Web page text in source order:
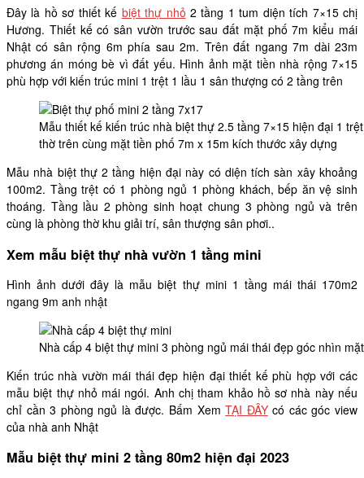
Đây là hồ sơ thiết kế biệt thự nhỏ 2 tầng 1 tum diện tích 7×15 chị
Hương. Thiết kế có sân vườn trước sau đất mặt phố 7m kiểu mái
Nhật có sân rộng 6m phía sau 2m. Trên đất ngang 7m dài 23m
phương án móng bè vì đất yếu. Hình ảnh mặt tiền nhà rộng 7×15
phù hợp với kiến trúc mini 1 trệt 1 lầu 1 sân thượng có 2 tầng trên
Mẫu thiết kế kiến trúc nhà biệt thự 2.5 tầng 7×15 hiện đại 1
thờ trên cùng mặt tiền phố 7m x 15m kích thước xây dựng
Mẫu nhà biệt thự 2 tầng hiện đại này có diện tích sàn xây khoảng
100m2. Tầng trệt có 1 phòng ngủ 1 phòng khách, bếp ăn vệ sinh
thoáng. Tầng lầu 2 phòng sinh hoạt chung 3 phòng ngủ và trên
cùng là phòng thờ khu giải trí, sân thượng sân phơi..
Xem mẫu biệt thự nhà vườn 1 tầng mini
Hình ảnh dưới đây là mẫu biệt thự mini 1 tầng mái thái 170m2
ngang 9m anh nhật
Nhà cấp 4 biệt thự mini 3 phòng ngủ mái thái đẹp góc nhìn
Kiến trúc nhà vườn mái thái đẹp hiện đại thiết kế phù hợp với các
mẫu biệt thự nhỏ mái ngói. Anh chị tham khảo hồ sơ nhà này nếu
chỉ cần 3 phòng ngủ là được. Bấm XemTẠI ĐÂYcó các góc view
của nhà anh Nhật
Mẫu biệt thự mini 2 tầng 80m2 hiện đại 2023